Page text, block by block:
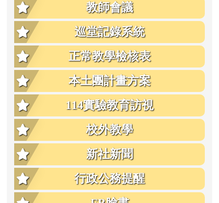
教師會議
巡堂記錄系統
正常教學檢核表
本土團計畫方案
114實驗教育訪視
校外教學
新社新聞
行政公務提醒